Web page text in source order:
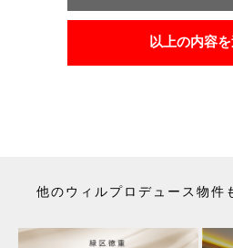
した物件の物件概要・契約年月日・成約
みません。）を提供します。指定流通機
タや紙媒体で提供することなどの宅地建
（8）宅地建物取引業法第49条に基づく
査定に利用します。宅地建物取引業法第
以上の内容
他のウィルプロデュース物件